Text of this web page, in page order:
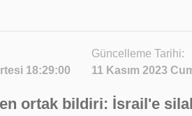
18:29:00
Güncelleme Tarihi:
11 Kasım 2023
ortak bildiri: İsrail'e